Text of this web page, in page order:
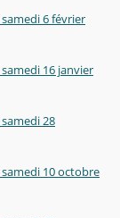
6 février
16 janvier
28
10 octobre